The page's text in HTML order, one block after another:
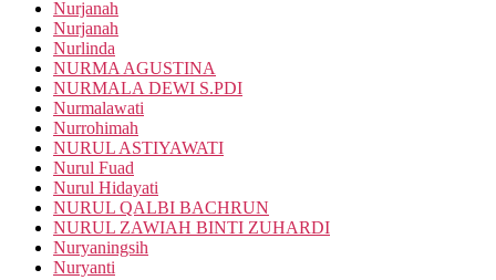
Nurjanah
Nurjanah
Nurlinda
NURMA AGUSTINA
NURMALA DEWI S.PDI
Nurmalawati
Nurrohimah
NURUL ASTIYAWATI
Nurul Fuad
Nurul Hidayati
NURUL QALBI BACHRUN
NURUL ZAWIAH BINTI ZUHARDI
Nuryaningsih
Nuryanti